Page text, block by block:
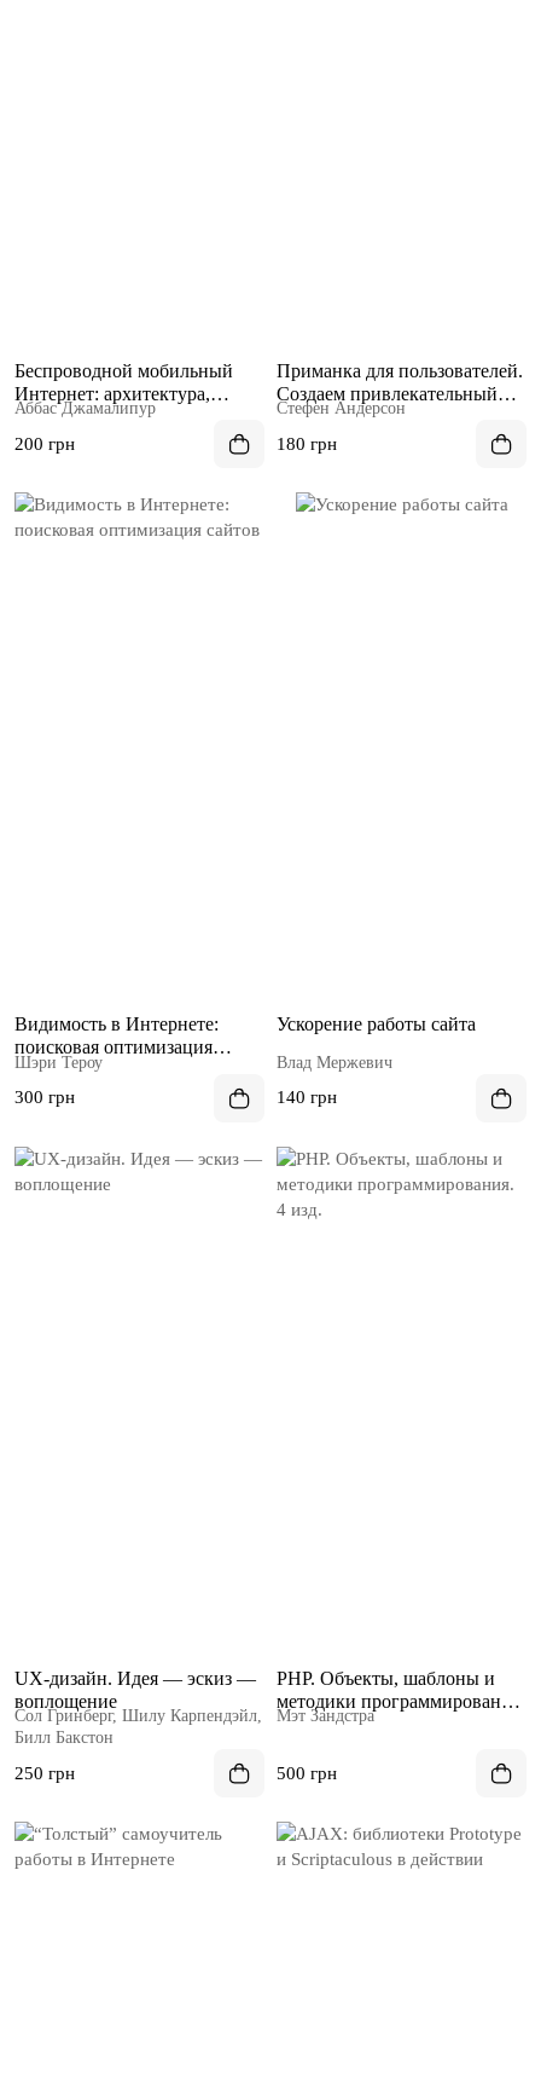
Беспроводной мобильный
Интернет: архитектура,
протоколы и сервисы
(уценка, витринный экз.)
Аббас Джамалипур
200 грн
Приманка для пользователей.
Создаем привлекательный
сайт
Стефен Андерсон
180 грн
Видимость в Интернете:
поисковая оптимизация
сайтов
Шэри Тероу
300 грн
Ускорение работы сайта
Влад Мержевич
140 грн
UX-дизайн. Идея — эскиз —
воплощение
Сол Гринберг, Шилу Карпендэйл,
Билл Бакстон
250 грн
PHP. Объекты, шаблоны и
методики программирования.
4 изд.
Мэт Зандстра
500 грн